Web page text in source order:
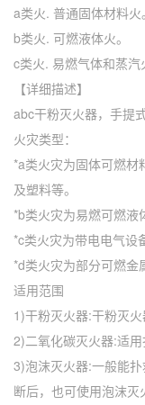
a类火. 普通固体材料火。
b类火. 可燃液体火。
c类火. 易燃气体和蒸汽
【详细描述】
abc干粉灭火器，手提
火灾类型：
*a类火灾为固体可燃材
及塑料等。
*b类火灾为易燃可燃液
*c类火灾为带电电气设
*d类火灾为部分可燃金
适用范围
1)干粉灭火器:干粉灭火
2)二氧化碳灭火器:适用
3)泡沫灭火器:一般能
断后，也可使用泡沫灭